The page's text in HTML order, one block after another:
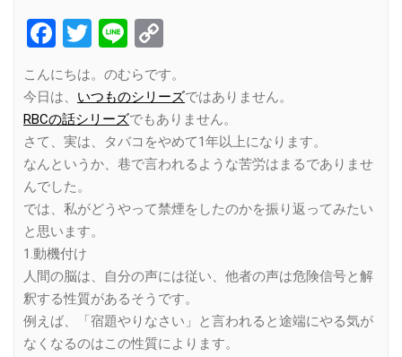
Facebook
Twitter
Line
Link
こんにちは。のむらです。
今日は、 いつものシリーズではありません。
RBCの話シリーズでもありません。
さて、実は、タバコをやめて1年以上になります。
なんというか、巷で言われるような苦労はまるでありませ
んでした。
では、私がどうやって禁煙をしたのかを振り返ってみたい
と思います。
1.動機付け
人間の脳は、自分の声には従い、他者の声は危険信号と解
釈する性質があるそうです。
例えば、「宿題やりなさい」と言われると途端にやる気が
なくなるのはこの性質によります。